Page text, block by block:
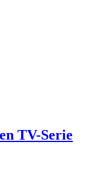
TV-Serie